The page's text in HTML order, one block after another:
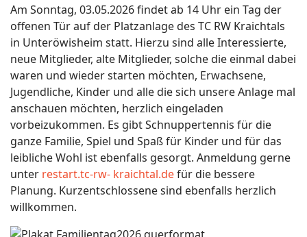
Am Sonntag, 03.05.2026 findet ab 14 Uhr ein Tag der
offenen Tür auf der Platzanlage des TC RW Kraichtals
in Unteröwisheim statt. Hierzu sind alle Interessierte,
neue Mitglieder, alte Mitglieder, solche die einmal dabei
waren und wieder starten möchten, Erwachsene,
Jugendliche, Kinder und alle die sich unsere Anlage mal
anschauen möchten, herzlich eingeladen
vorbeizukommen. Es gibt Schnuppertennis für die
ganze Familie, Spiel und Spaß für Kinder und für das
leibliche Wohl ist ebenfalls gesorgt. Anmeldung gerne
unter restart.tc-rw- kraichtal.defür die bessere
Planung. Kurzentschlossene sind ebenfalls herzlich
willkommen.